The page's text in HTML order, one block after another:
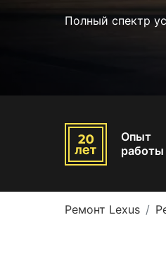
Полный спектр
Опыт
работы
Ремонт Lexus